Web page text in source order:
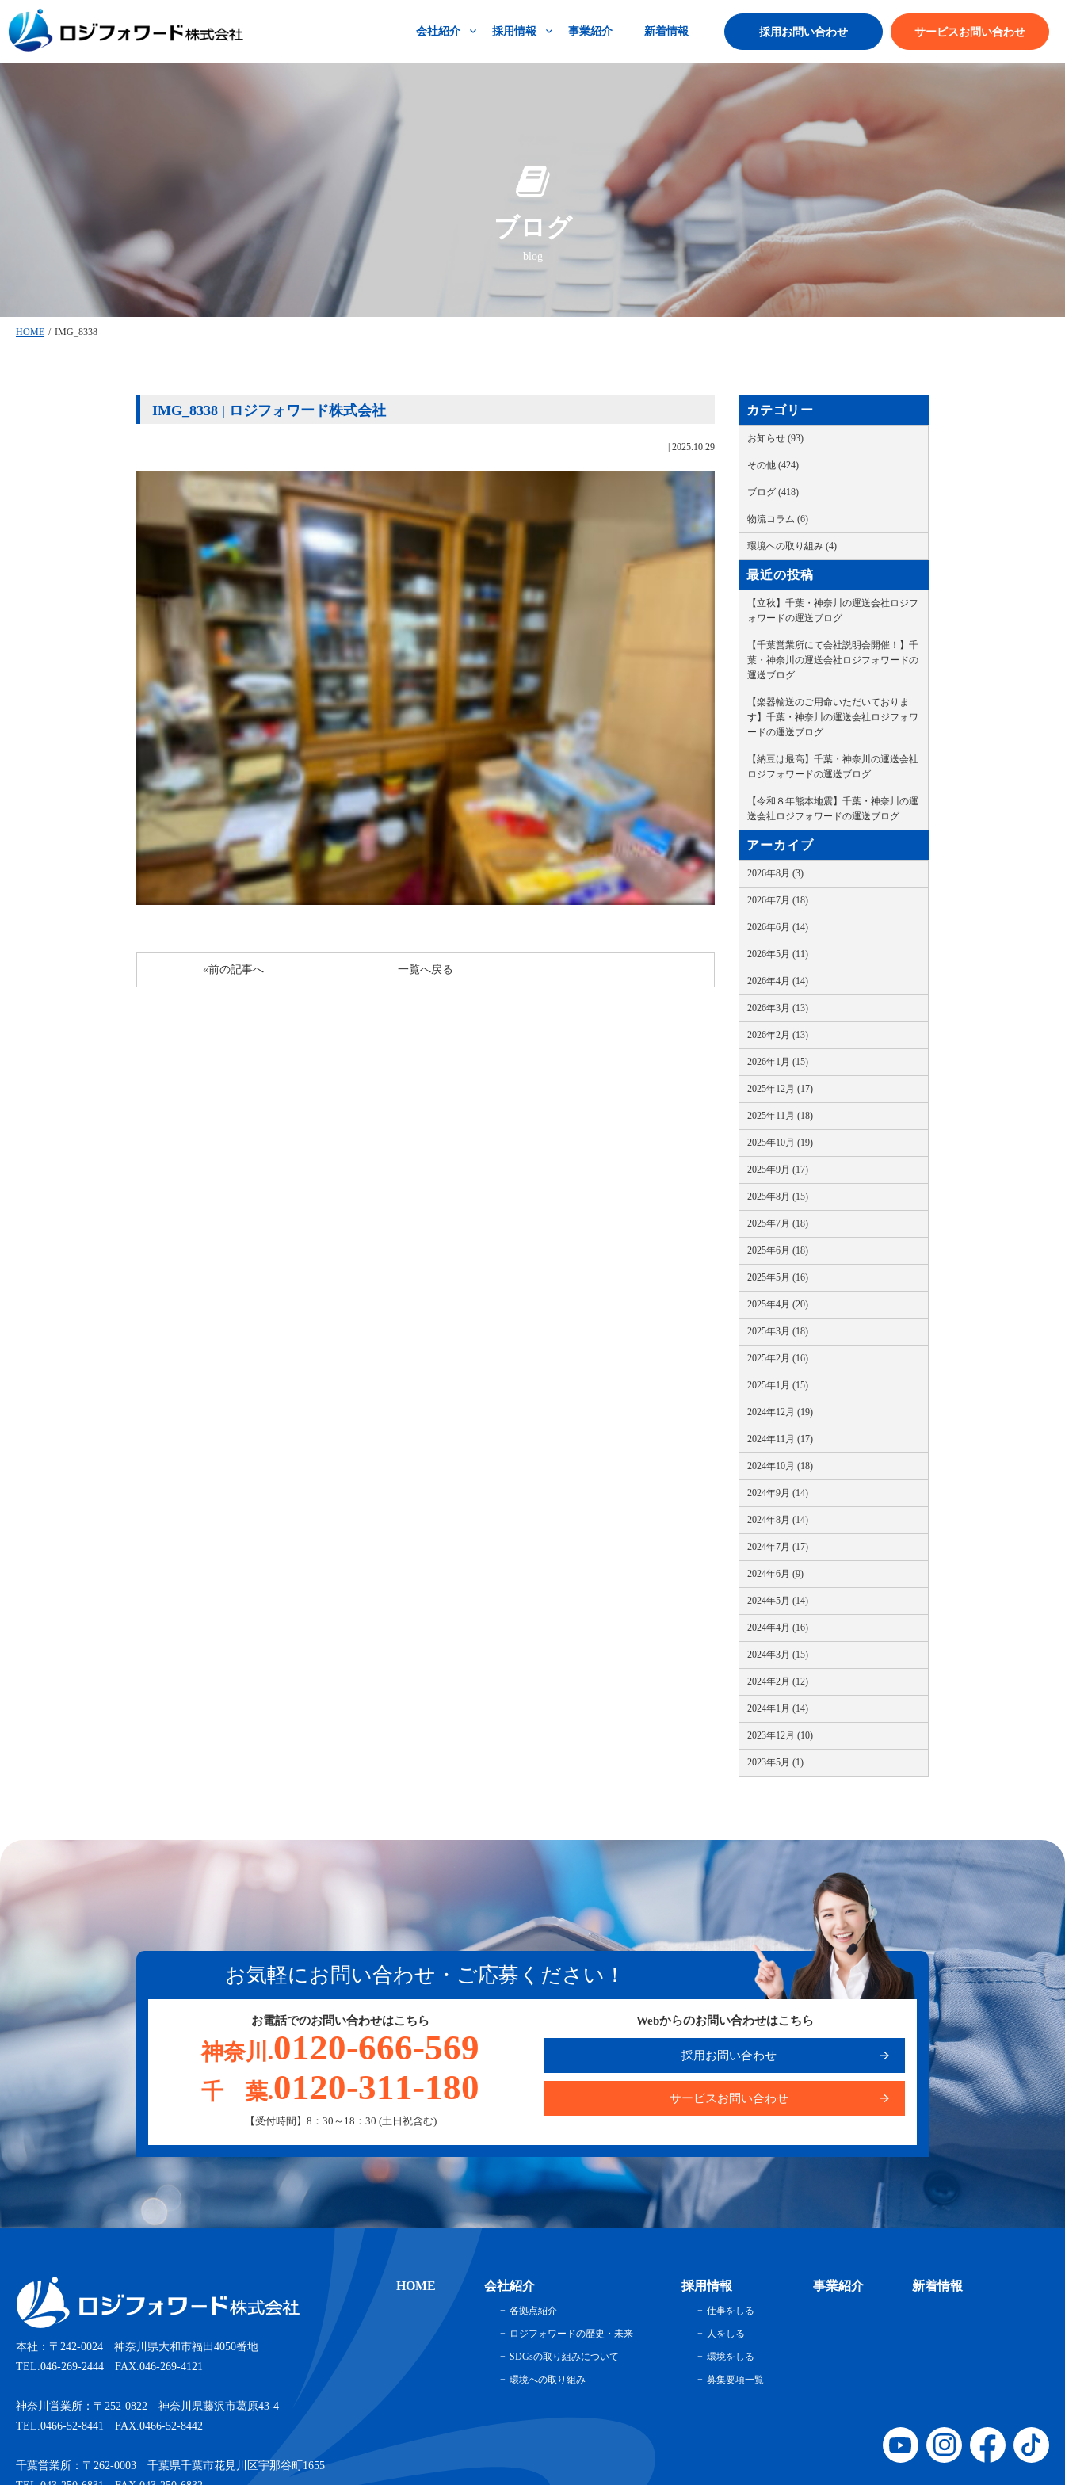
会社紹介 採用情報 事業紹介 新着情報 採用お問い合わせ サービスお問い合わせ
ブログ
blog
HOME / IMG_8338
IMG_8338 | ロジフォワード株式会社
2025.10.29
«前の記事へ 一覧へ戻る
カテゴリー
お知らせ (93)
その他 (424)
ブログ (418)
物流コラム (6)
環境への取り組み (4)
最近の投稿
【立秋】千葉・神奈川の運送会社ロジフ
ォワードの運送ブログ
【千葉営業所にて会社説明会開催！】千
葉・神奈川の運送会社ロジフォワードの
運送ブログ
【楽器輸送のご用命いただいておりま
す】千葉・神奈川の運送会社ロジフォワ
ードの運送ブログ
【納豆は最高】千葉・神奈川の運送会社
ロジフォワードの運送ブログ
【令和８年熊本地震】千葉・神奈川の運
送会社ロジフォワードの運送ブログ
アーカイブ
2026年8月 (3)
2026年7月 (18)
2026年6月 (14)
2026年5月 (11)
2026年4月 (14)
2026年3月 (13)
2026年2月 (13)
2026年1月 (15)
2025年12月 (17)
2025年11月 (18)
2025年10月 (19)
2025年9月 (17)
2025年8月 (15)
2025年7月 (18)
2025年6月 (18)
2025年5月 (16)
2025年4月 (20)
2025年3月 (18)
2025年2月 (16)
2025年1月 (15)
2024年12月 (19)
2024年11月 (17)
2024年10月 (18)
2024年9月 (14)
2024年8月 (14)
2024年7月 (17)
2024年6月 (9)
2024年5月 (14)
2024年4月 (16)
2024年3月 (15)
2024年2月 (12)
2024年1月 (14)
2023年12月 (10)
2023年5月 (1)
お気軽にお問い合わせ・ご応募ください！
お電話でのお問い合わせはこちら
神奈川.0120-666-569
千 葉.0120-311-180
【受付時間】8：30～18：30 (土日祝含む)
Webからのお問い合わせはこちら
採用お問い合わせ
サービスお問い合わせ
本社：〒242-0024 神奈川県大和市福田4050番地
TEL.046-269-2444 FAX.046-269-4121
神奈川営業所：〒252-0822 神奈川県藤沢市葛原43-4
TEL.0466-52-8441 FAX.0466-52-8442
千葉営業所：〒262-0003 千葉県千葉市花見川区宇那谷町1655
HOME 会社紹介
各拠点紹介
ロジフォワードの歴史・未来
SDGsの取り組みについて
環境への取り組み
採用情報
仕事をしる
人をしる
環境をしる
募集要項一覧
事業紹介 新着情報